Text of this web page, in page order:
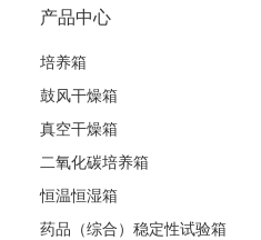
产品中心
培养箱
鼓风干燥箱
真空干燥箱
二氧化碳培养箱
恒温恒湿箱
药品（综合）稳定性试验箱